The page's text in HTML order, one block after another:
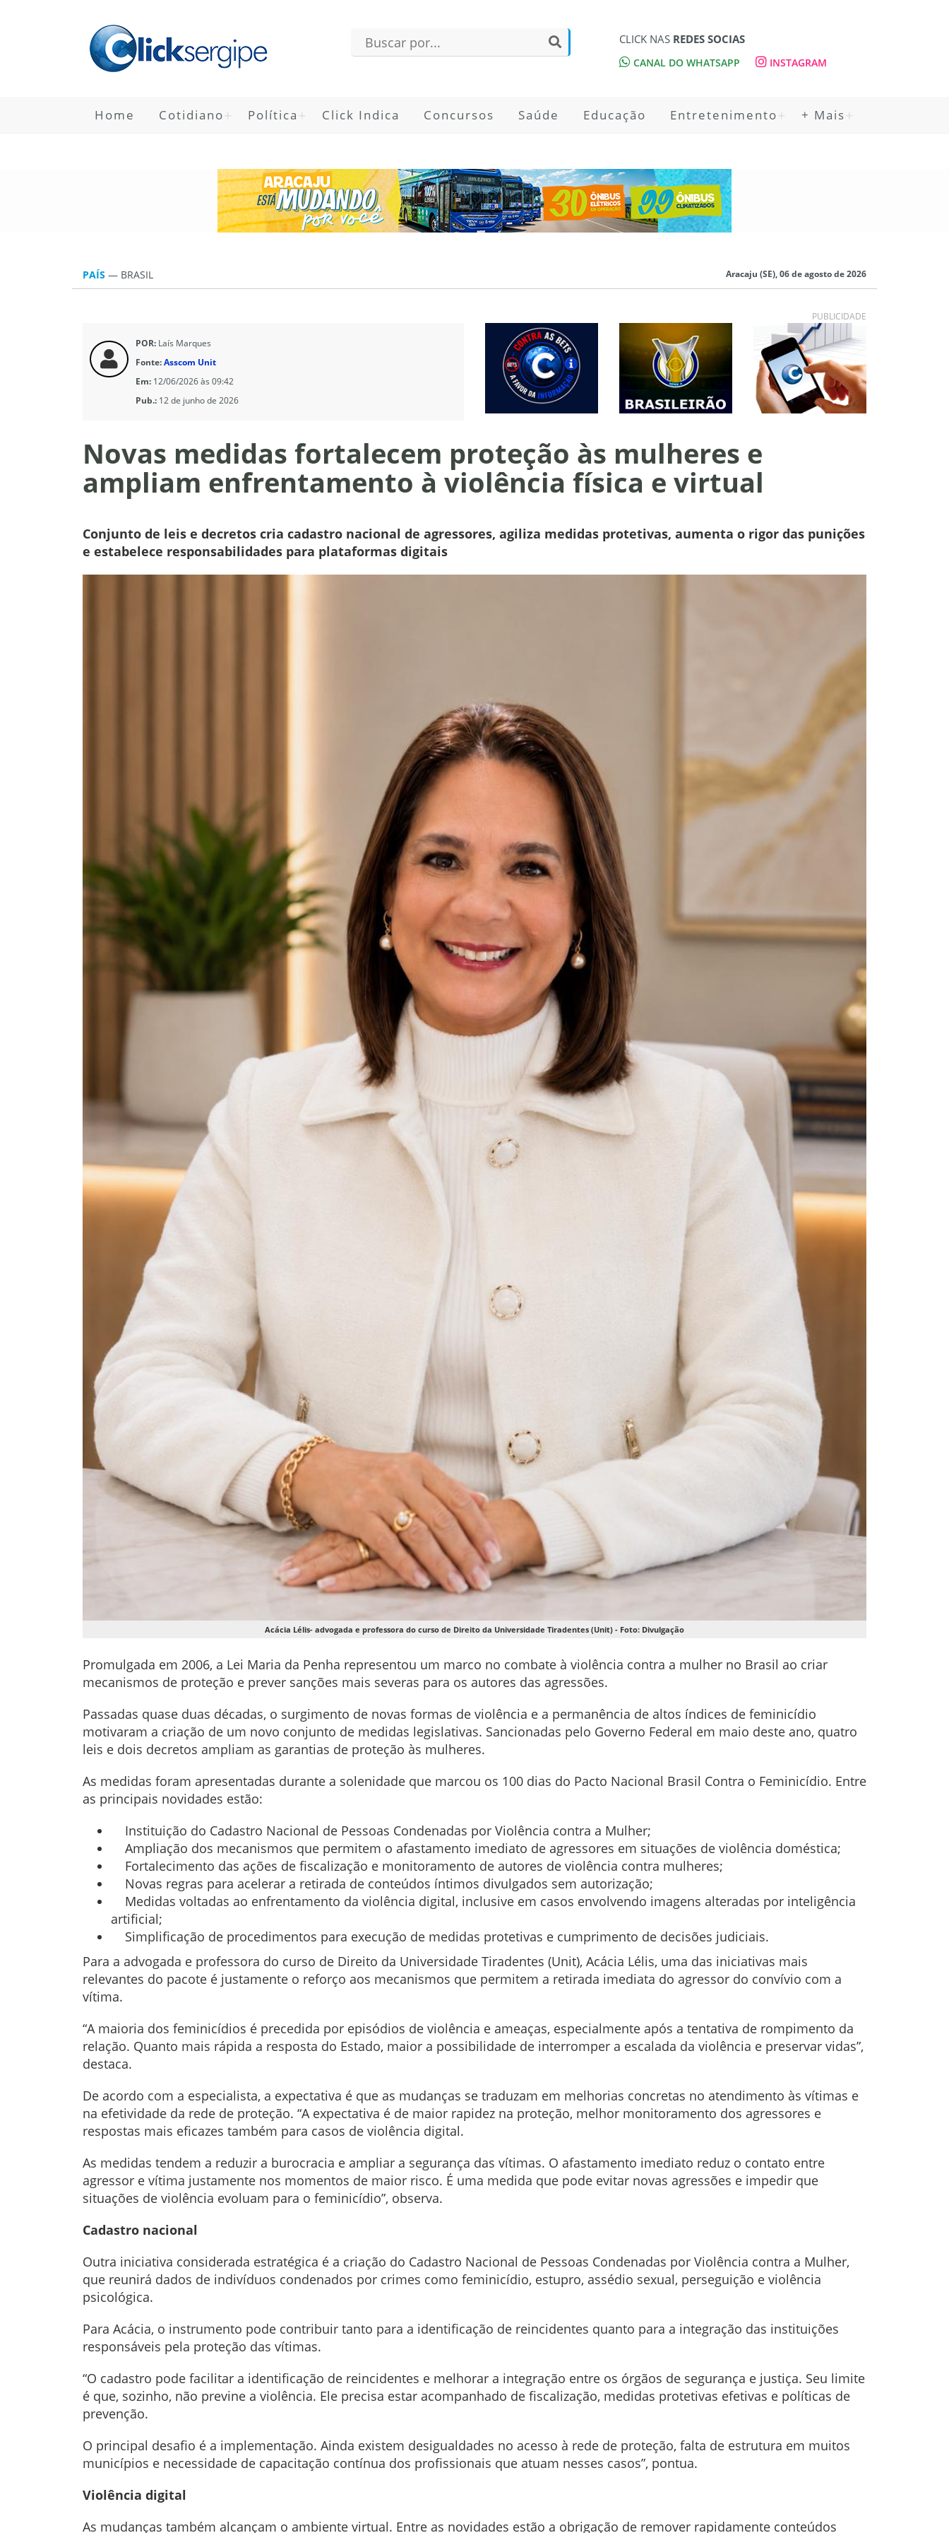
CLICK NAS REDES SOCIAS
CANAL DO WHATSAPP INSTAGRAM
Home Cotidiano Política Click Indica Concursos Saúde Educação Entretenimento + Mais
PAÍS — BRASIL Aracaju (SE), 06 de agosto de 2026
PUBLICIDADE
POR: Laís Marques
Fonte:Asscom Unit
Em: 12/06/2026 às 09:42
Pub.: 12 de junho de 2026
Novas medidas fortalecem proteção às mulheres e
ampliam enfrentamento à violência física e virtual
Conjunto de leis e decretos cria cadastro nacional de agressores, agiliza medidas protetivas, aumenta o rigor das punições
e estabelece responsabilidades para plataformas digitais
Acácia Lélis- advogada e professora do curso de Direito da Universidade Tiradentes (Unit) - Foto: Divulgação
Promulgada em 2006, a Lei Maria da Penha representou um marco no combate à violência contra a mulher no Brasil ao criar
mecanismos de proteção e prever sanções mais severas para os autores das agressões.
Passadas quase duas décadas, o surgimento de novas formas de violência e a permanência de altos índices de feminicídio
motivaram a criação de um novo conjunto de medidas legislativas. Sancionadas pelo Governo Federal em maio deste ano, quatro
leis e dois decretos ampliam as garantias de proteção às mulheres.
As medidas foram apresentadas durante a solenidade que marcou os 100 dias do Pacto Nacional Brasil Contra o Feminicídio. Entre
as principais novidades estão:
Instituição do Cadastro Nacional de Pessoas Condenadas por Violência contra a Mulher;
Ampliação dos mecanismos que permitem o afastamento imediato de agressores em situações de violência doméstica;
Fortalecimento das ações de fiscalização e monitoramento de autores de violência contra mulheres;
Novas regras para acelerar a retirada de conteúdos íntimos divulgados sem autorização;
Medidas voltadas ao enfrentamento da violência digital, inclusive em casos envolvendo imagens alteradas por inteligência
artificial;
Simplificação de procedimentos para execução de medidas protetivas e cumprimento de decisões judiciais.
Para a advogada e professora do curso de Direito da Universidade Tiradentes (Unit), Acácia Lélis, uma das iniciativas mais
relevantes do pacote é justamente o reforço aos mecanismos que permitem a retirada imediata do agressor do convívio com a
vítima.
“A maioria dos feminicídios é precedida por episódios de violência e ameaças, especialmente após a tentativa de rompimento da
relação. Quanto mais rápida a resposta do Estado, maior a possibilidade de interromper a escalada da violência e preservar vidas”,
destaca.
De acordo com a especialista, a expectativa é que as mudanças se traduzam em melhorias concretas no atendimento às vítimas e
na efetividade da rede de proteção. “A expectativa é de maior rapidez na proteção, melhor monitoramento dos agressores e
respostas mais eficazes também para casos de violência digital.
As medidas tendem a reduzir a burocracia e ampliar a segurança das vítimas. O afastamento imediato reduz o contato entre
agressor e vítima justamente nos momentos de maior risco. É uma medida que pode evitar novas agressões e impedir que
situações de violência evoluam para o feminicídio”, observa.
Cadastro nacional
Outra iniciativa considerada estratégica é a criação do Cadastro Nacional de Pessoas Condenadas por Violência contra a Mulher,
que reunirá dados de indivíduos condenados por crimes como feminicídio, estupro, assédio sexual, perseguição e violência
psicológica.
Para Acácia, o instrumento pode contribuir tanto para a identificação de reincidentes quanto para a integração das instituições
responsáveis pela proteção das vítimas.
“O cadastro pode facilitar a identificação de reincidentes e melhorar a integração entre os órgãos de segurança e justiça. Seu limite
é que, sozinho, não previne a violência. Ele precisa estar acompanhado de fiscalização, medidas protetivas efetivas e políticas de
prevenção.
O principal desafio é a implementação. Ainda existem desigualdades no acesso à rede de proteção, falta de estrutura em muitos
municípios e necessidade de capacitação contínua dos profissionais que atuam nesses casos”, pontua.
Violência digital
As mudanças também alcançam o ambiente virtual. Entre as novidades estão a obrigação de remover rapidamente conteúdos